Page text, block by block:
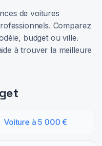
de voitures
Comparez
budget ou ville.
à trouver la meilleure
Voiture à 5 000 €